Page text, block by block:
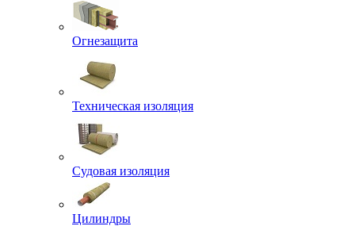
Огнезащита
Техническая изоляция
Судовая изоляция
Цилиндры